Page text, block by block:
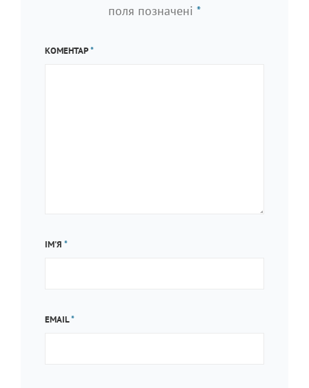
поля позначені *
КОМЕНТАР*
ІМ'Я *
EMAIL*